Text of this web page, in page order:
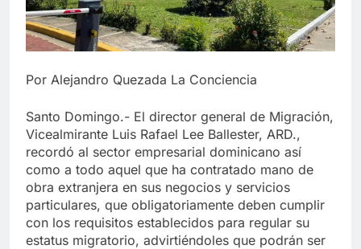
Por Alejandro Quezada La Conciencia
Santo Domingo.- El director general de Migración,
Vicealmirante Luis Rafael Lee Ballester, ARD.,
recordó al sector empresarial dominicano así
como a todo aquel que ha contratado mano de
obra extranjera en sus negocios y servicios
particulares, que obligatoriamente deben cumplir
con los requisitos establecidos para regular su
estatus migratorio, advirtiéndoles que podrán ser